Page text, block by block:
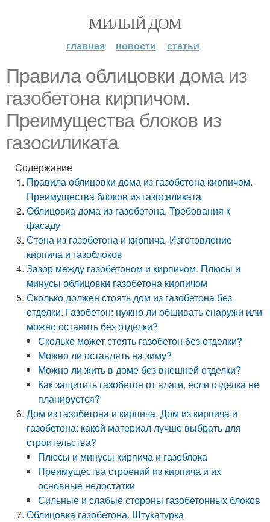
МИЛЫЙ ДОМ
главная новости статьи
Правила облицовки дома из
газобетона кирпичом.
Преимущества блоков из
газосиликата
Содержание
Правила облицовки дома из газобетона кирпичом.
Преимущества блоков из газосиликата
Облицовка дома из газобетона. Требования к
фасаду
Стена из газобетона и кирпича. Изготовление
кирпича и газоблоков
Зазор между газобетоном и кирпичом. Плюсы и
минусы облицовки газобетона кирпичом
Сколько должен стоять дом из газобетона без
отделки. Газобетон: нужно ли обшивать снаружи или
можно оставить без отделки?
Сколько может стоять газобетон без отделки?
Можно ли оставлять на зиму?
Можно ли жить в доме без внешней отделки?
Как защитить газобетон от влаги, если отделка не
планируется?
Дом из газобетона и кирпича. Дом из кирпича и
газобетона: какой материал лучше выбрать для
строительства?
Плюсы и минусы кирпича и газоблока
Преимущества строений из кирпича и их
основные недостатки
Сильные и слабые стороны газобетонных блоков
Облицовка газобетона. Штукатурка